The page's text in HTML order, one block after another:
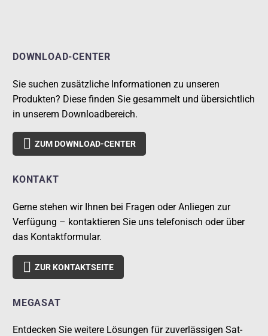
DOWNLOAD-CENTER
Sie suchen zusätzliche Informationen zu unseren
Produkten? Diese finden Sie gesammelt und übersichtlich
in unserem Downloadbereich.
 ZUM DOWNLOAD-CENTER
KONTAKT
Gerne stehen wir Ihnen bei Fragen oder Anliegen zur
Verfügung – kontaktieren Sie uns telefonisch oder über
das Kontaktformular.
 ZUR KONTAKTSEITE
MEGASAT
Entdecken Sie weitere Lösungen für zuverlässigen Sat-